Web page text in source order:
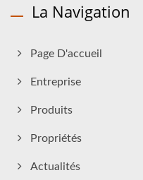
La Navigation
Page D'accueil
Entreprise
Produits
Propriétés
Actualités